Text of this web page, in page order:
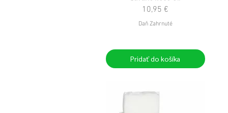
Cena
10,95 €
Daň Zahrnuté
Pridať do košíka